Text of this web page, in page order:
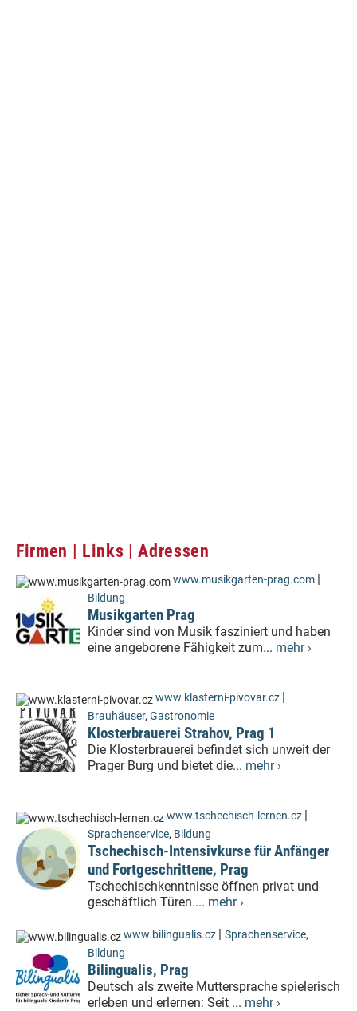
Firmen | Links | Adressen
www.musikgarten-prag.com |
Bildung
Musikgarten Prag
Kinder sind von Musik fasziniert und haben
eine angeborene Fähigkeit zum... mehr ›
www.klasterni-pivovar.cz |
Brauhäuser, Gastronomie
Klosterbrauerei Strahov, Prag 1
Die Klosterbrauerei befindet sich unweit der
Prager Burg und bietet die... mehr ›
www.tschechisch-lernen.cz |
Sprachenservice, Bildung
Tschechisch-Intensivkurse für Anfänger
und Fortgeschrittene, Prag
Tschechischkenntnisse öffnen privat und
geschäftlich Türen.... mehr ›
www.bilingualis.cz | Sprachenservice,
Bildung
Bilingualis, Prag
Deutsch als zweite Muttersprache spielerisch
erleben und erlernen: Seit ... mehr ›